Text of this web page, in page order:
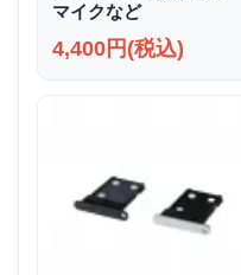
マイクなど
4,400円(税込)